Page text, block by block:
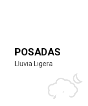
POSADAS
Lluvia Ligera